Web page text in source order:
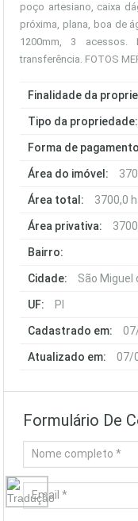
poço artesiano, caixa
próxima, plana, boa de
1200mm, 3
transferência. FOTOS
Finalidade da
Tipo da propriedade:
Forma de
Área do imóvel:
Área total: 3700,0
Área privativa:
Bairro:
Cidade: São Miguel
UF: PI
Cadastrado em:
Atualizado em: 07/
Formulário De